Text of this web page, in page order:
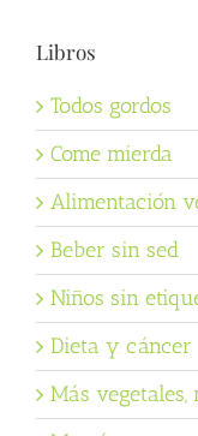
Libros
Todos gordos
Come mierda
Alimentación
Beber sin sed
Niños sin
Dieta y cáncer
Más vegetales,